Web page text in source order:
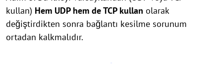
kullan) Hem UDP hem de TCP kullan olarak
değiştirdikten sonra bağlantı kesilme sorunum
ortadan kalkmalıdır.